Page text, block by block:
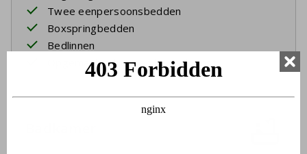
Twee eenpersoonsbedden
Boxspringbedden
Bedlinnen
Opgemaakte bedden bij aankomst